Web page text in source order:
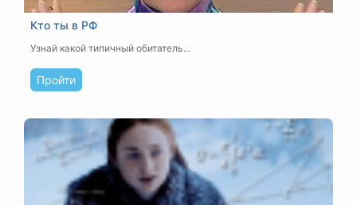
Кто ты в РФ
Узнай какой типичный обитатель...
Пройти